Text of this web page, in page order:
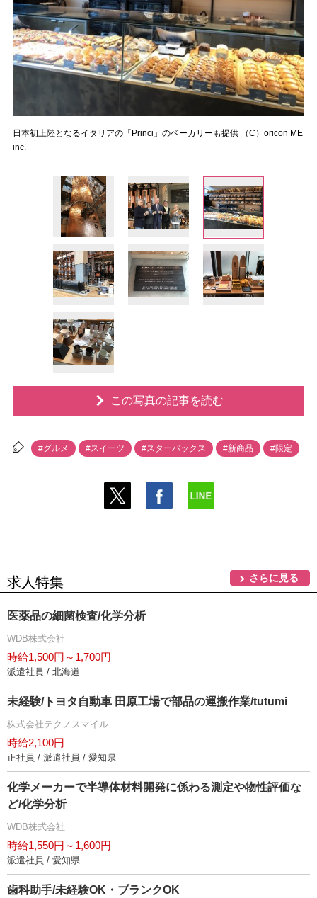
日本初上陸となるイタリアの「Princi」のベーカリーも提供 （C）oricon ME
inc.
この写真の記事を読む
#グルメ #スイーツ #スターバックス #新商品 #限定
求人特集 さらに見る
医薬品の細菌検査/化学分析
WDB株式会社
時給1,500円～1,700円
派遣社員 / 北海道
未経験/トヨタ自動車 田原工場で部品の運搬作業/tutumi
株式会社テクノスマイル
時給2,100円
正社員 / 派遣社員 / 愛知県
化学メーカーで半導体材料開発に係わる測定や物性評価な
ど/化学分析
WDB株式会社
時給1,550円～1,600円
派遣社員 / 愛知県
歯科助手/未経験OK・ブランクOK